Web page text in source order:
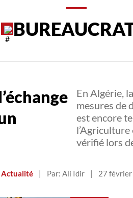
En Algérie,
mesures de
est encore
vérifié lors
Actualité | Par: Ali Idir | 27